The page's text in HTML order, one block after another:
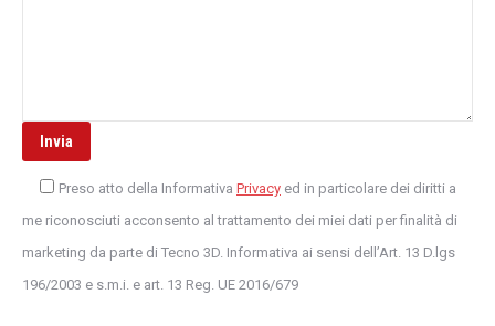
Preso atto della Informativa Privacy ed in particolare dei diritti a
me riconosciuti acconsento al trattamento dei miei dati per finalità di
marketing da parte di Tecno 3D. Informativa ai sensi dell’Art. 13 D.lgs
196/2003 e s.m.i. e art. 13 Reg. UE 2016/679